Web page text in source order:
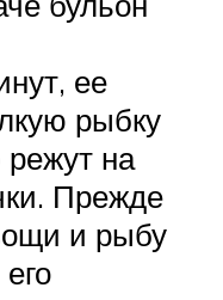
ее
рыбку
на
Прежде
и рыбу